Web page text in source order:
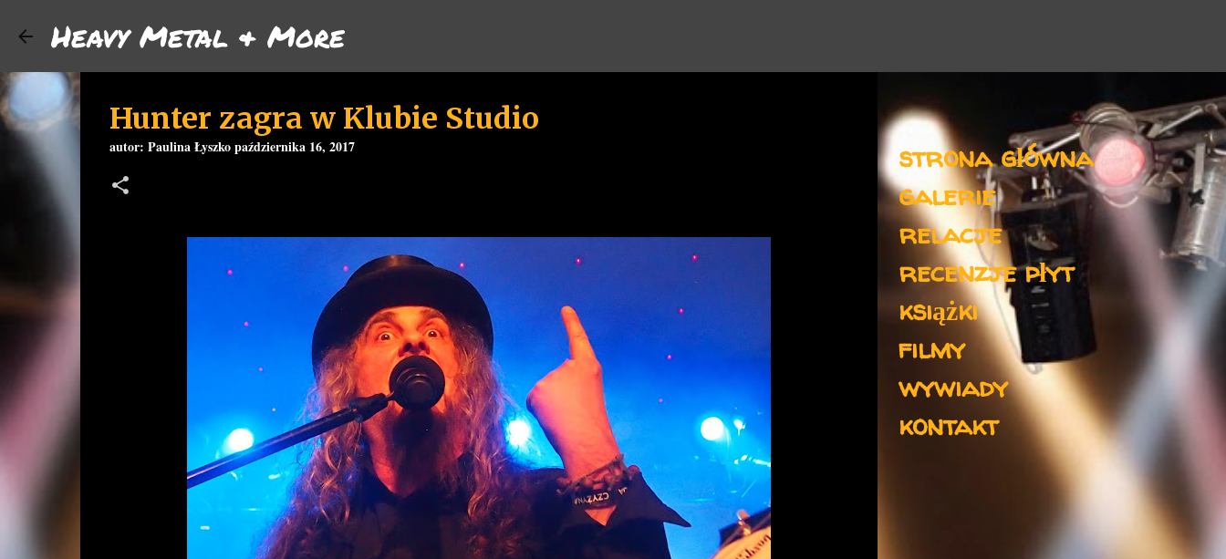
Heavy Metal & More
Hunter zagra w Klubie Studio
autor: Paulina Łyszko października 16, 2017
Menu
strona główna
galerie
relacje
recenzje płyt
książki
filmy
wywiady
kontakt